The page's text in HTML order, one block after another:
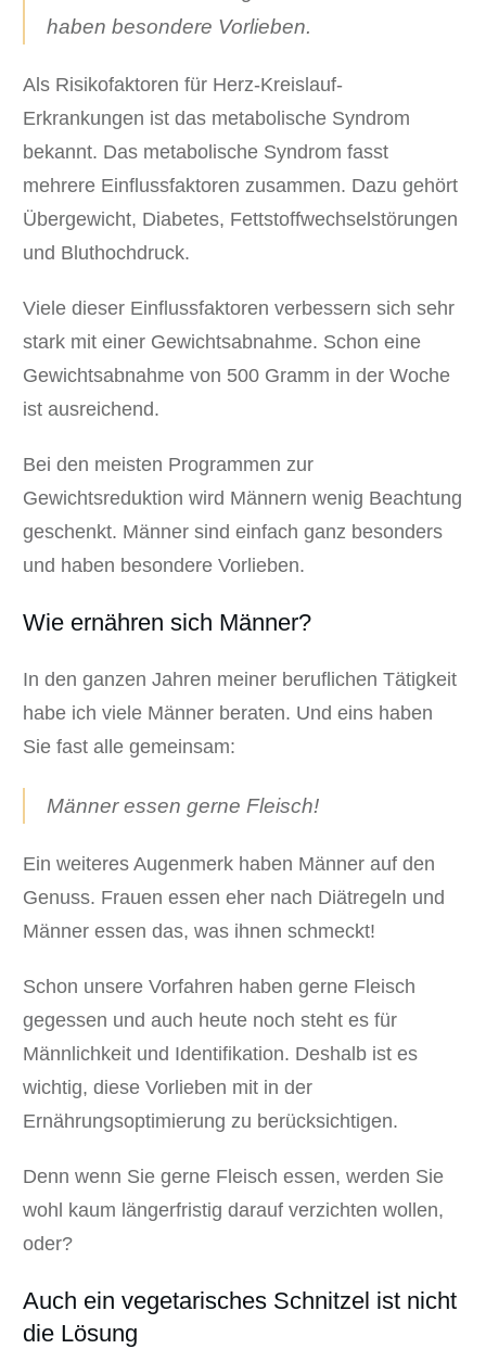
haben besondere Vorlieben.
Als Risikofaktoren für Herz-Kreislauf-
Erkrankungen ist das metabolische Syndrom
bekannt. Das metabolische Syndrom fasst
mehrere Einflussfaktoren zusammen. Dazu gehört
Übergewicht, Diabetes, Fettstoffwechselstörungen
und Bluthochdruck.
Viele dieser Einflussfaktoren verbessern sich sehr
stark mit einer Gewichtsabnahme. Schon eine
Gewichtsabnahme von 500 Gramm in der Woche
ist ausreichend.
Bei den meisten Programmen zur
Gewichtsreduktion wird Männern wenig Beachtung
geschenkt. Männer sind einfach ganz besonders
und haben besondere Vorlieben.
Wie ernähren sich Männer?
In den ganzen Jahren meiner beruflichen Tätigkeit
habe ich viele Männer beraten. Und eins haben
Sie fast alle gemeinsam:
Männer essen gerne Fleisch!
Ein weiteres Augenmerk haben Männer auf den
Genuss. Frauen essen eher nach Diätregeln und
Männer essen das, was ihnen schmeckt!
Schon unsere Vorfahren haben gerne Fleisch
gegessen und auch heute noch steht es für
Männlichkeit und Identifikation. Deshalb ist es
wichtig, diese Vorlieben mit in der
Ernährungsoptimierung zu berücksichtigen.
Denn wenn Sie gerne Fleisch essen, werden Sie
wohl kaum längerfristig darauf verzichten wollen,
oder?
Auch ein vegetarisches Schnitzel ist nicht
die Lösung
Cookies auswählen.
Datenschutzeinstellungen
Essenziell (1)
Essenzielle Cookies ermöglichen grundlegende Funktionen und sind für
Cookie-Informationen anzeigen
Statistik Cookies erfassen Informationen anonym. Diese Informationen
helfen uns zu verstehen, wie unsere Besucher unsere Website nutzen.
Externe Medien (7)
standardmäßig blockiert. Wenn Cookies von externen Medien akzeptiert
mehr.
Cookie-Informationen anzeigen
Datenschutzerklärung